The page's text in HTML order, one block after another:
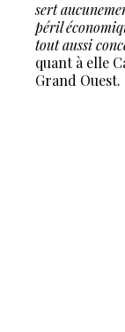
sert
péril
tout aussi
quant à elle
Grand Ouest.